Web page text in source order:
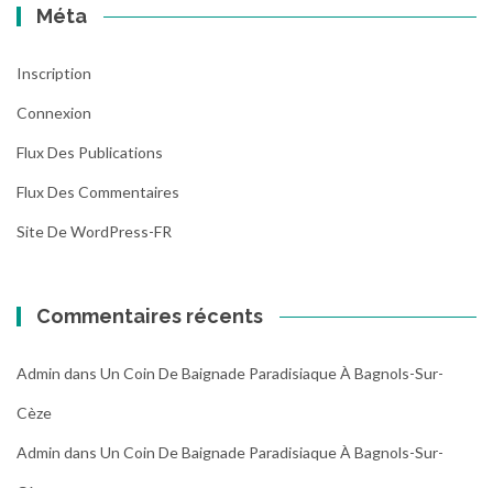
Méta
Inscription
Connexion
Flux Des Publications
Flux Des Commentaires
Site De WordPress-FR
Commentaires récents
Admin dans Un Coin De Baignade Paradisiaque À Bagnols-Sur-
Cèze
Admin dans Un Coin De Baignade Paradisiaque À Bagnols-Sur-